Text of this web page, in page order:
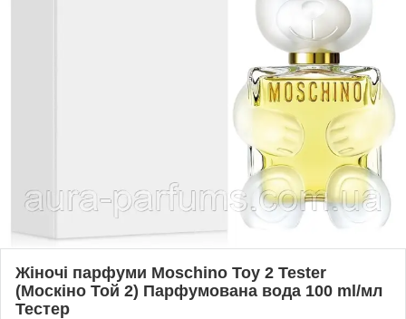
Жіночі парфуми Moschino Toy 2 Tester
(Москіно Той 2) Парфумована вода 100 ml/мл
Тестер